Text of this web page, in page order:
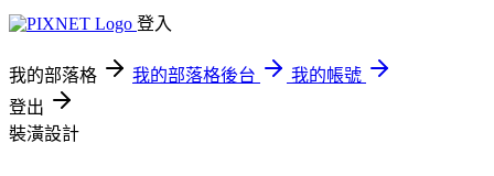
登入
我的部落格 我的部落格後台
我的帳號
登出
裝潢設計